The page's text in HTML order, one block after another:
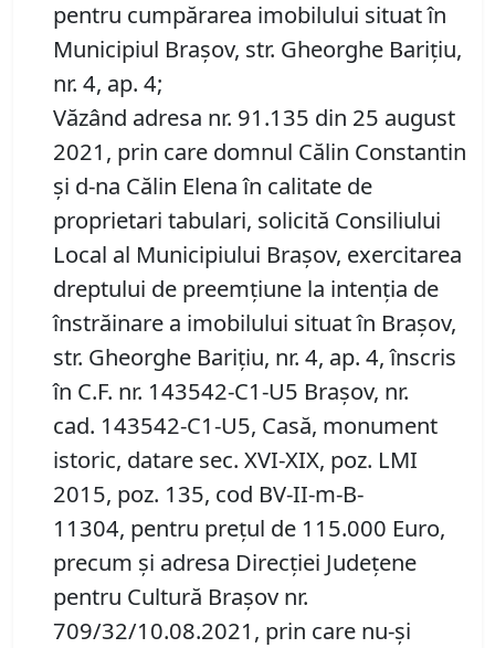
pentru cumpărarea imobilului situat în
Municipiul Braşov, str. Gheorghe Bariţiu,
nr. 4, ap. 4;
Văzând adresa nr. 91.135 din 25 august
2021, prin care domnul Călin Constantin
şi d-na Călin Elena în calitate de
proprietari tabulari, solicită Consiliului
Local al Municipiului Brașov, exercitarea
dreptului de preemţiune la intenția de
înstrăinare a imobilului situat în Braşov,
str. Gheorghe Bariţiu, nr. 4, ap. 4, înscris
în C.F. nr. 143542-C1-U5 Brașov, nr.
cad. 143542-C1-U5, Casă, monument
istoric, datare sec. XVI-XIX, poz. LMI
2015, poz. 135, cod BV-II-m-B-
11304, pentru preţul de 115.000 Euro,
precum şi adresa Direcției Județene
pentru Cultură Brașov nr.
709/32/10.08.2021, prin care nu-și